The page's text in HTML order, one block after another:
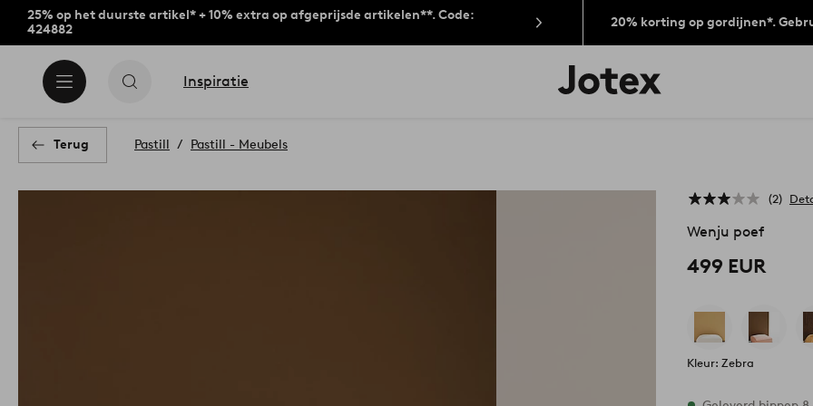
25% op het duurste artikel* + 10% extra op afgeprijsde artikelen**. Code:
424882
20% korting op gordijnen*.
Inspiratie
Jotex
logo
page
Terug Pastill Pastill - Meubels
2
Wenju poef
499 EUR
Kleur: Zebra